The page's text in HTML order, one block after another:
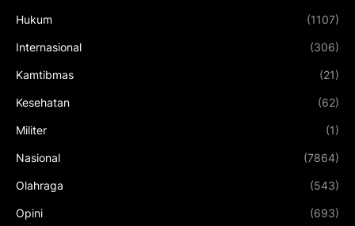
Hukum (1107)
Internasional (306)
Kamtibmas (21)
Kesehatan (62)
Militer (1)
Nasional (7864)
Olahraga (543)
Opini (693)